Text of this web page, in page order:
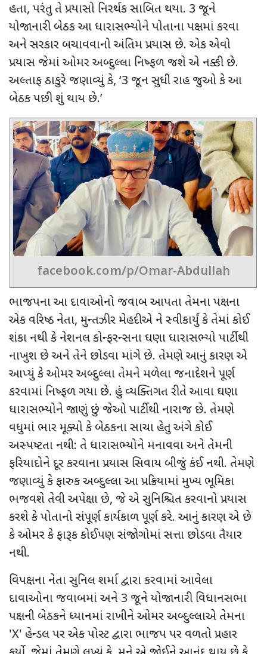
હતા, પરંતુ તે પ્રયાસો નિરર્થક સાબિત થયા. 3 જૂને
યોજાનારી બેઠક આ ધારાસભ્યોને પોતાના પક્ષમાં કરવા
અને સરકાર બચાવવાનો અંતિમ પ્રયાસ છે. એક એવો
પ્રયાસ જેમાં ઓમર અબ્દુલ્લા નિષ્ફળ જશે એ નક્કી છે.
અલ્તાફ ઠાકુરે જણાવ્યું કે, ‘3 જૂન સુધી રાહ જુઓ કે આ
બેઠક પછી શું થાય છે.’
facebook.com/p/Omar-Abdullah
ભાજપના આ દાવાઓનો જવાબ આપતા તેમના પક્ષના
એક વરિષ્ઠ નેતા, મુન્તઝીર મેહદીએ ને સ્વીકાર્યું કે તેમાં કોઈ
શંકા નથી કે નેશનલ કોન્ફરન્સના ઘણા ધારાસભ્યો પાર્ટીથી
નાખુશ છે અને તેને છોડવા માંગે છે. તેમણે આનું કારણ એ
આપ્યું કે ઓમર અબ્દુલ્લા તેમને મળેલા જનાદેશને પૂર્ણ
કરવામાં નિષ્ફળ ગયા છે. હું વ્યક્તિગત રીતે આવા ઘણા
ધારાસભ્યોને જાણું છું જેઓ પાર્ટીથી નારાજ છે. તેમણે
વધુમાં ભાર મૂક્યો કે બેઠકના સાચા હેતુ અંગે કોઈ
અસ્પષ્ટતા નથી: તે ધારાસભ્યોને મનાવવા અને તેમની
ફરિયાદોને દૂર કરવાના પ્રયાસ સિવાય બીજું કંઈ નથી. તેમણે
જણાવ્યું કે ફારુક અબ્દુલ્લા આ પ્રક્રિયામાં મુખ્ય ભૂમિકા
ભજવશે તેવી અપેક્ષા છે, જે એ સુનિશ્ચિત કરવાનો પ્રયાસ
કરશે કે પોતાનો સંપૂર્ણ કાર્યકાળ પૂર્ણ કરે. આનું કારણ એ છે
કે ઓમર કે ફારૂક કોઈપણ સંજોગોમાં સત્તા છોડવા તૈયાર
નથી.
વિપક્ષના નેતા સુનિલ શર્મા દ્વારા કરવામાં આવેલા
દાવાઓના જવાબમાં અને 3 જૂને યોજાનારી વિધાનસભા
પક્ષની બેઠકને ધ્યાનમાં રાખીને ઓમર અબ્દુલ્લાએ તેમના
'X' હેન્ડલ પર એક પોસ્ટ દ્વારા ભાજપ પર વળતો પ્રહાર